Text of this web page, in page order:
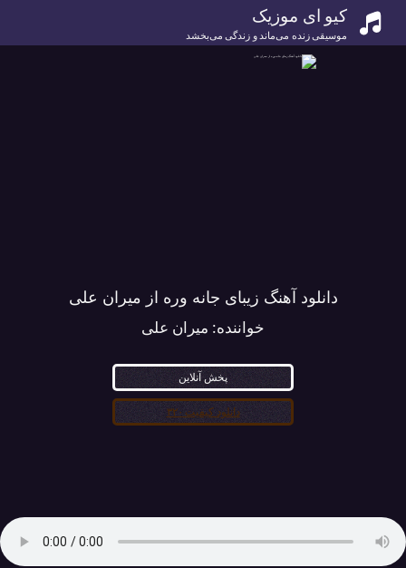
کیو ای موزیک
موسیقی زنده می‌ماند و زندگی می‌بخشد
دانلود آهنگ زیبای جانه وره از میران علی
خواننده: میران علی
پخش آنلاین
دانلود کیفیت ۳۲۰